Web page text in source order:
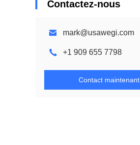
Contactez-nous
mark@usawegi.com
+1 909 655 7798
Contact maintenant